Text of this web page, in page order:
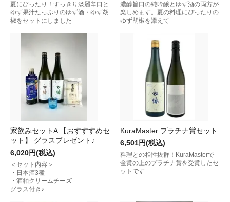
夏にぴったり！すっきり淡麗辛口と
ゆず果汁たっぷりのゆず酒・ゆず胡
椒をセットにしました
濃醇旨口の純吟醸とゆず酒の両方が
楽しめます。夏の料理にぴったりの
ゆず胡椒を添えて
家飲みセットA 【おすすすめセ
ット】 グラスプレゼント♪
6,020円(税込)
＜セット内容＞
・日本酒3種
・酒粕クリームチーズ
グラス付き♪
KuraMaster プラチナ賞セット
6,501円(税込)
料理との相性抜群！KuraMasterで
金賞の上のプラチナ賞を受賞したセ
ットです